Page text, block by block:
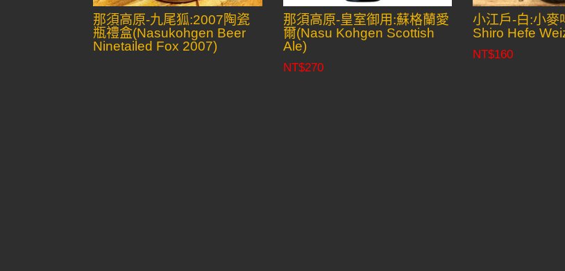
那須高原-九尾狐:2007陶瓷
瓶禮盒(Nasukohgen Beer
Ninetailed Fox 2007)
那須高原-皇室御用:蘇格蘭愛
爾(Nasu Kohgen Scottish
Ale)
NT$270
小江戶-白:小麥
Shiro Hefe
NT$160